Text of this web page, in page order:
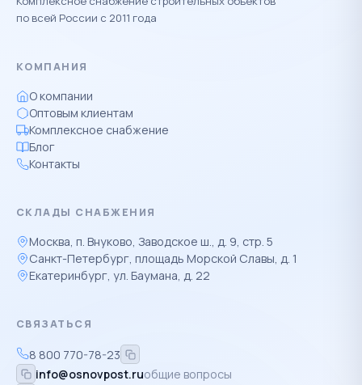
по всей России с 2011 года
КОМПАНИЯ
О компании
Оптовым клиентам
Комплексное снабжение
Блог
Контакты
СКЛАДЫ СНАБЖЕНИЯ
Москва, п. Внуково, Заводское ш., д. 9, стр. 5
Санкт-Петербург, площадь Морской Славы, д. 1
Екатеринбург, ул. Баумана, д. 22
СВЯЗАТЬСЯ
8 800 770-78-23
info@osnovpost.ruобщие вопросы